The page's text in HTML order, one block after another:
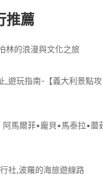
推薦
林的浪漫與文化之旅
_遊玩指南-【義大利景點攻
馬爾菲•龐貝•馬泰拉•蘑
社,波羅的海旅遊線路